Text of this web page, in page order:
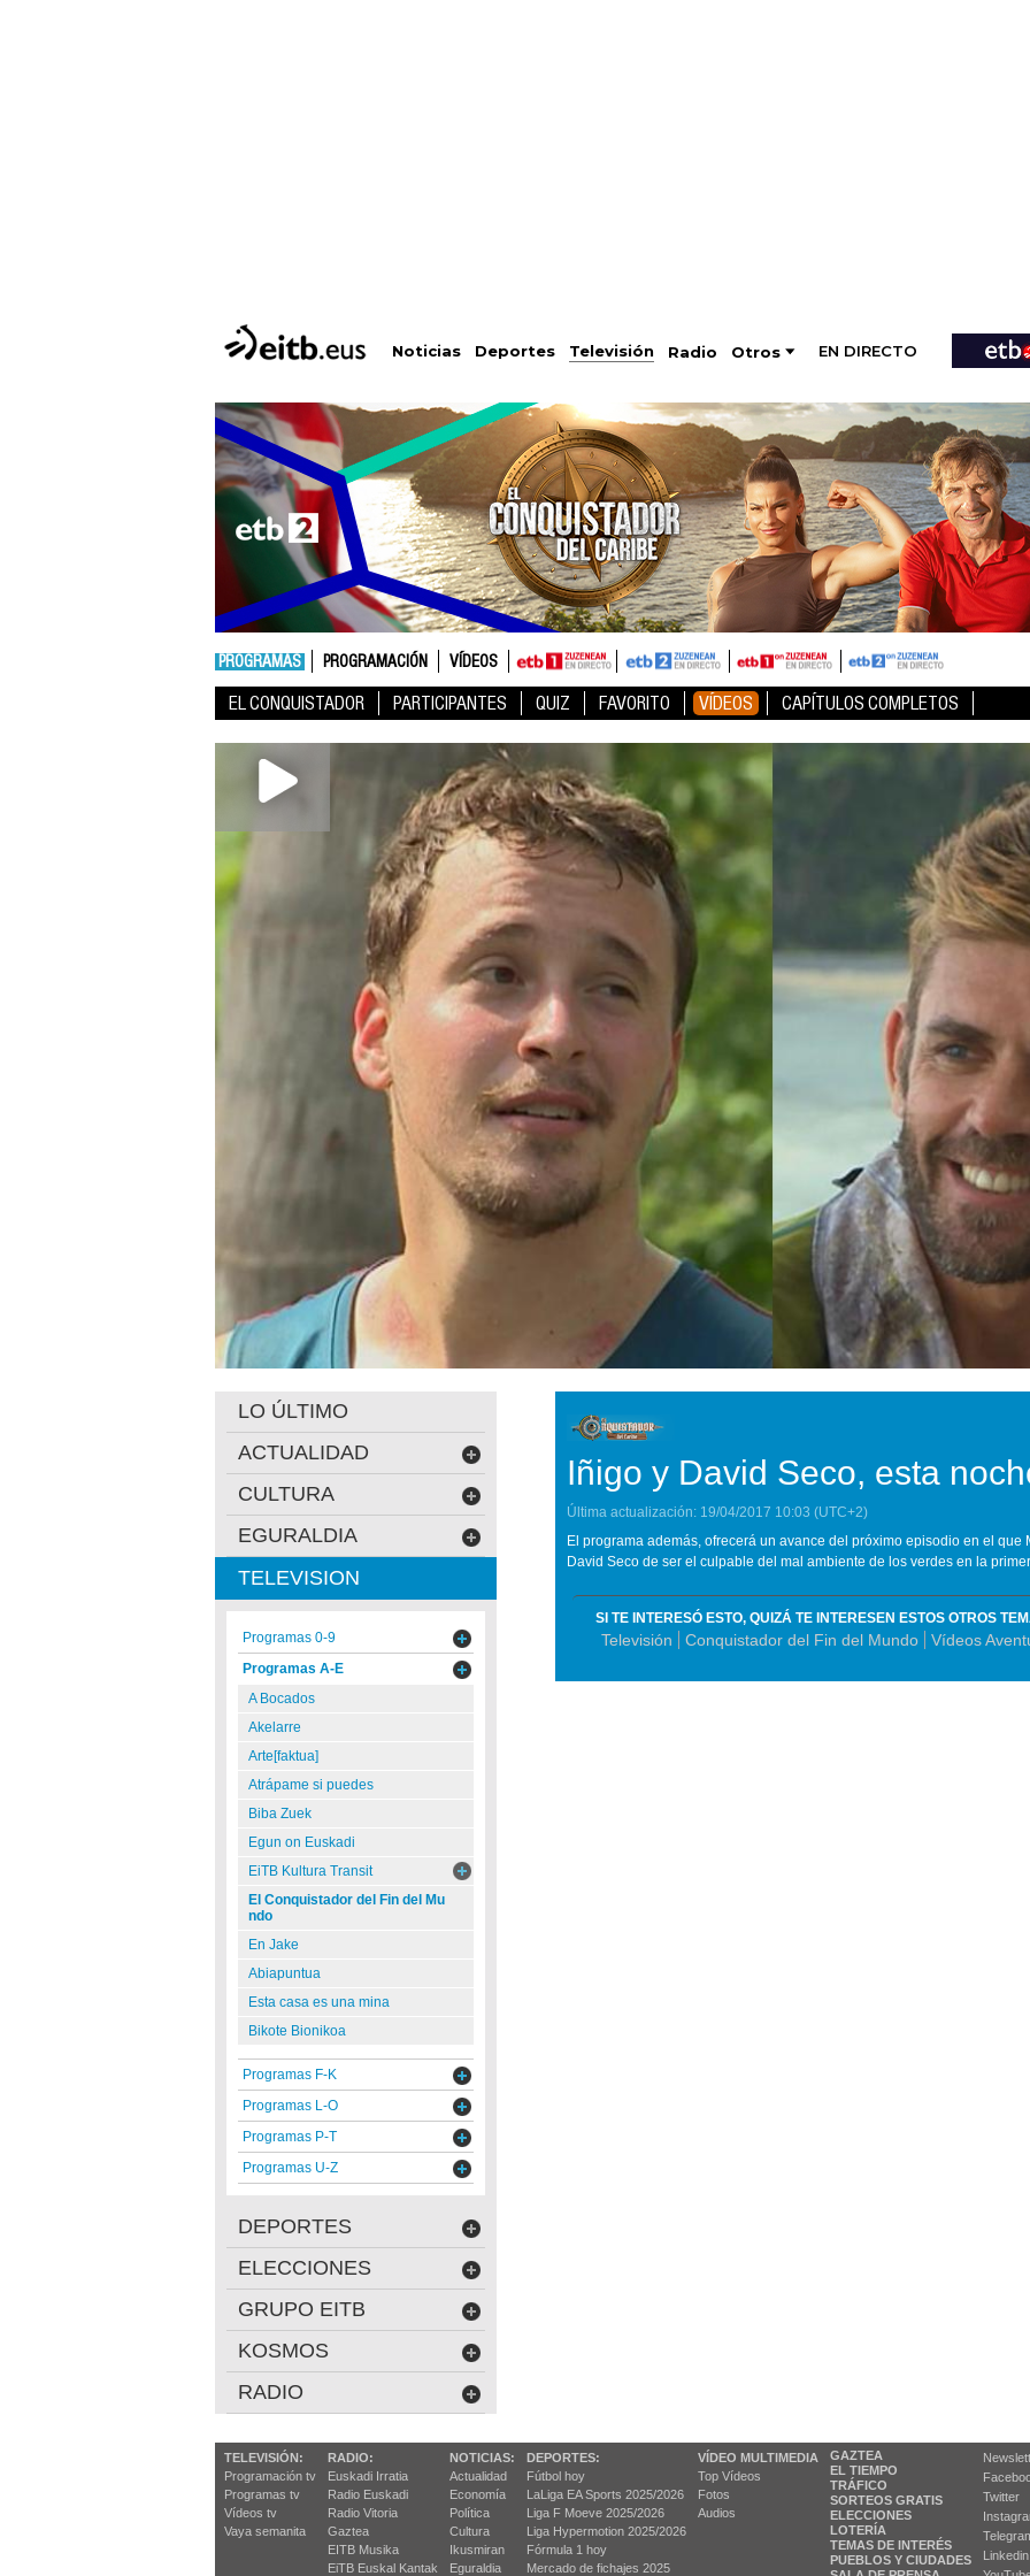
Noticias Deportes Televisión Radio Otros EN DIRECTO
PROGRAMAS PROGRAMACIÓN VÍDEOS
EL CONQUISTADOR PARTICIPANTES QUIZ FAVORITO VÍDEOS CAPÍTULOS COMPLETOS
Iñigo y David Seco, esta
Última actualización: 19/04/2017 10:03 (UTC+2)
El programa además, ofrecerá un avance del próximo episodio en el
David Seco de ser el culpable del mal ambiente de los verdes en la
SI TE INTERESÓ ESTO, QUIZÁ TE INTERESEN ESTOS OTROS
Televisión Conquistador del Fin del Mundo Vídeos
LO ÚLTIMO
ACTUALIDAD
CULTURA
EGURALDIA
TELEVISION
Programas 0-9
Programas A-E
A Bocados
Akelarre
Arte[faktua]
Atrápame si puedes
Biba Zuek
Egun on Euskadi
EiTB Kultura Transit
El Conquistador del Fin del Mu
ndo
En Jake
Abiapuntua
Esta casa es una mina
Bikote Bionikoa
Programas F-K
Programas L-O
Programas P-T
Programas U-Z
DEPORTES
ELECCIONES
GRUPO EITB
KOSMOS
RADIO
TELEVISIÓN:
Programación tv
Programas tv
Vídeos tv
Vaya semanita
RADIO:
Euskadi Irratia
Radio Euskadi
Radio Vitoria
Gaztea
EITB Musika
EiTB Euskal Kantak
NOTICIAS:
Actualidad
Economía
Política
Cultura
Ikusmiran
Eguraldia
DEPORTES:
Fútbol hoy
LaLiga EA Sports 2025/2026
Liga F Moeve 2025/2026
Liga Hypermotion 2025/2026
Fórmula 1 hoy
Mercado de fichajes 2025
VÍDEO MULTIMEDIA
Top Vídeos
Fotos
Audios
GAZTEA
EL TIEMPO
TRÁFICO
SORTEOS GRATIS
ELECCIONES
LOTERÍA
TEMAS DE INTERÉS
PUEBLOS Y CIUDADES
Twitter
Linkedin